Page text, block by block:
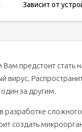
Зависит от
Вам предстоит стать
вирус.
за другим.
разработке
создать